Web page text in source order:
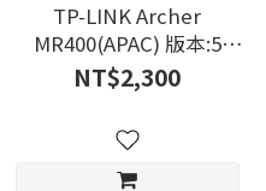
TP-LINK Archer
MR400(APAC) 版本:5
AC1200 雙頻無線網路分
享器
NT$2,300